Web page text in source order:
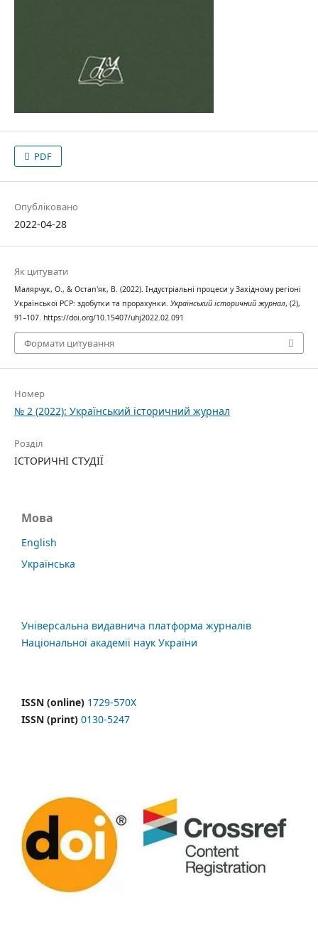
PDF
Опубліковано
2022-04-28
Як цитувати
Малярчук, О., & Остап'як, В. (2022). Індустріальні процеси у Західному регіоні
Української РСР: здобутки та прорахунки. Український історичний журнал, (2),
91–107. https://doi.org/10.15407/uhj2022.02.091
Формати цитування
Номер
№ 2 (2022): Український історичний журнал
Розділ
ІСТОРИЧНІ СТУДІЇ
Мова
English
Українська
Універсальна видавнича платформа журналів
Національної академії наук України
ISSN (online) 1729-570X
ISSN (print) 0130-5247